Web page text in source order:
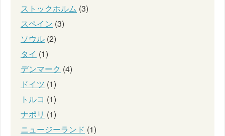
ストックホルム (3)
スペイン (3)
ソウル (2)
タイ (1)
デンマーク (4)
ドイツ (1)
トルコ (1)
ナポリ (1)
ニュージーランド (1)